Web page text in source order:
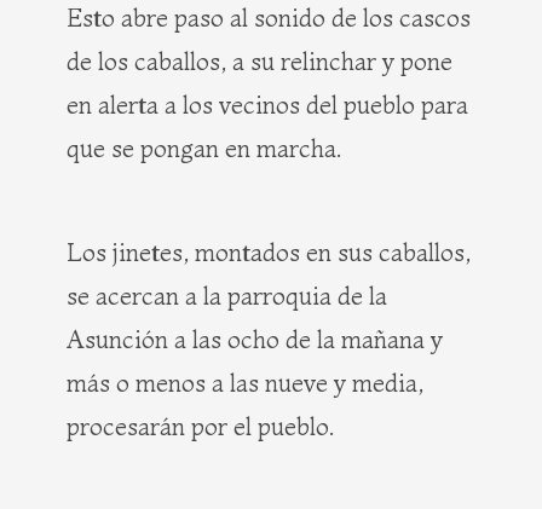
Esto abre paso al sonido de los cascos
de los caballos, a su relinchar y pone
en alerta a los vecinos del pueblo para
que se pongan en marcha.
Los jinetes, montados en sus caballos,
se acercan a la parroquia de la
Asunción a las ocho de la mañana y
más o menos a las nueve y media,
procesarán por el pueblo.